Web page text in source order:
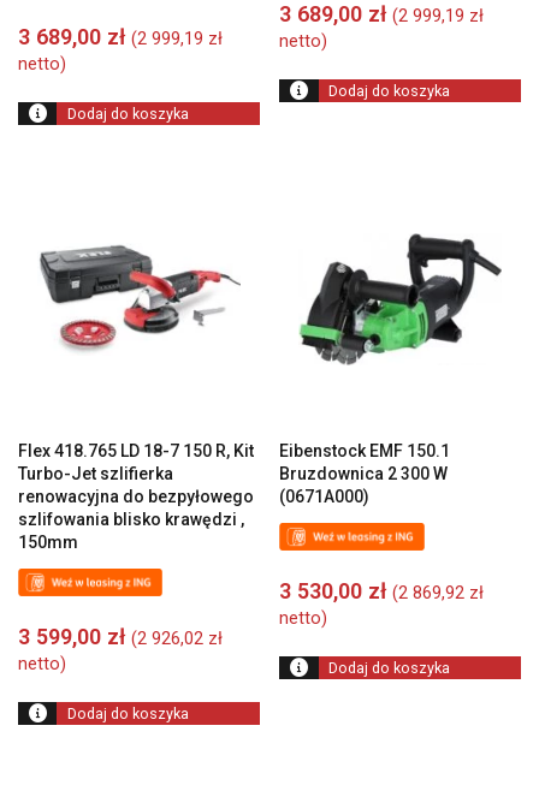
3 689,00 zł (2 999,19 zł
netto)
Dodaj do koszyka
3 689,00 zł (2 999,19 zł
netto)
Dodaj do koszyka
Flex 418.765 LD 18-7 150 R, Kit
Turbo-Jet szlifierka
renowacyjna do bezpyłowego
szlifowania blisko krawędzi ,
150mm
3 599,00 zł (2 926,02 zł
netto)
Dodaj do koszyka
Eibenstock EMF 150.1
Bruzdownica 2 300 W
(0671A000)
3 530,00 zł (2 869,92 zł
netto)
Dodaj do koszyka